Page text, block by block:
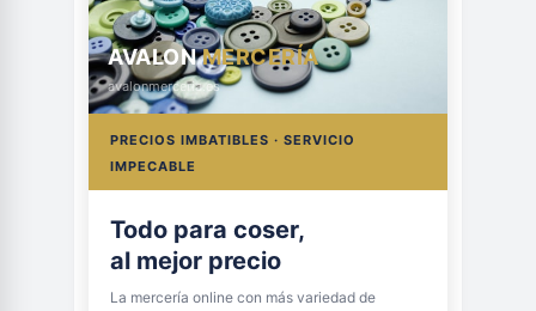
AVALONMERCERÍA
avalonmerceria.es
PRECIOS IMBATIBLES · SERVICIO
IMPECABLE
Todo para coser,
al mejor precio
La mercería online con más variedad de